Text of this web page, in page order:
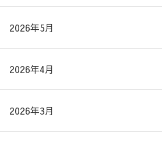
2026年5月
2026年4月
2026年3月